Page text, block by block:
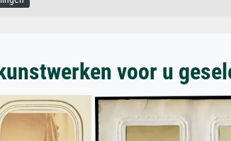
voor u